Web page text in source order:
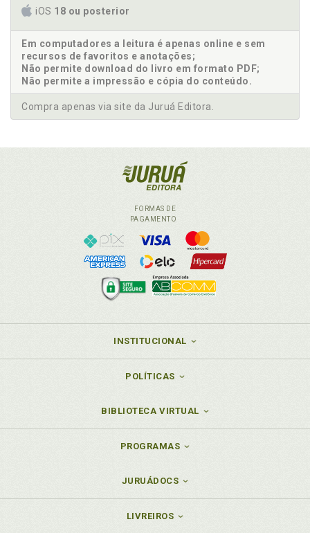
iOS 18 ou posterior
Em computadores a leitura é apenas online e sem
recursos de favoritos e anotações;
Não permite download do livro em formato PDF;
Não permite a impressão e cópia do conteúdo.
Compra apenas via site da Juruá Editora.
FORMAS DE
PAGAMENTO
INSTITUCIONAL
POLÍTICAS
BIBLIOTECA VIRTUAL
PROGRAMAS
JURUÁDOCS
LIVREIROS